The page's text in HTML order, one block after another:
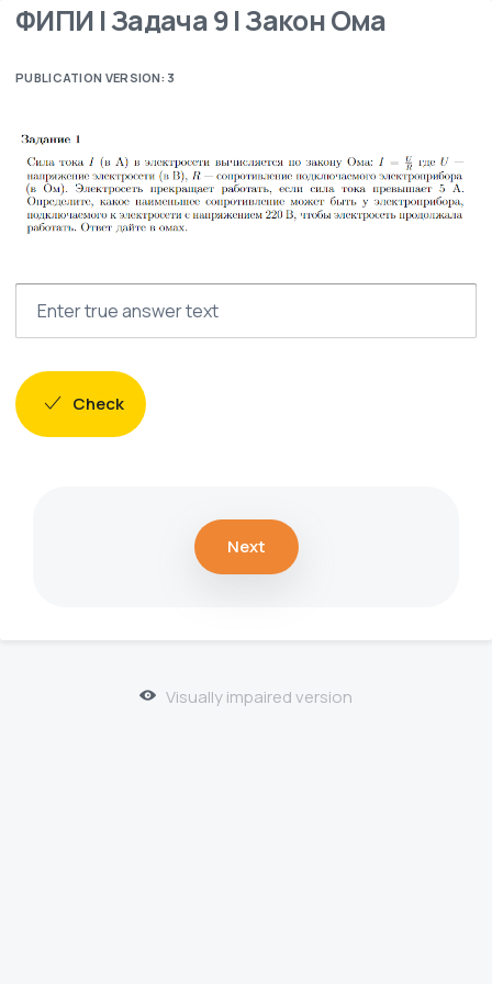
ФИПИ | Задача 9 | Закон Ома
PUBLICATION VERSION: 3
Check
Next
Visually impaired version